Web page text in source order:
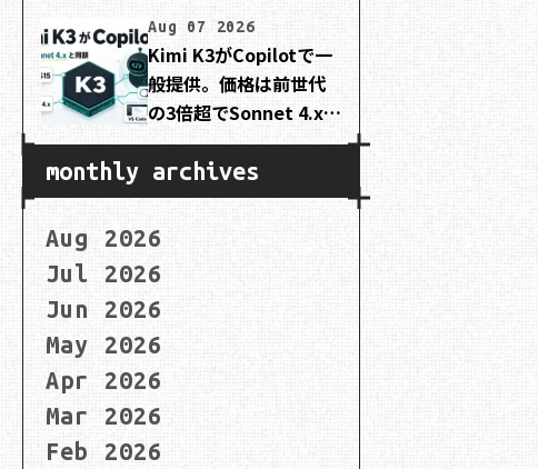
説
Aug 07 2026
Kimi K3がCopilotで一
般提供。価格は前世代
の3倍超でSonnet 4.xと
同額
monthly archives
Aug 2026
Jul 2026
Jun 2026
May 2026
Apr 2026
Mar 2026
Feb 2026